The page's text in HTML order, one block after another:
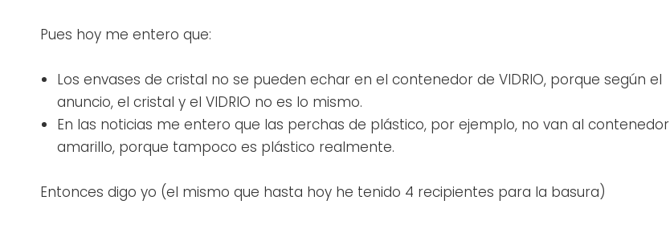
Pues hoy me entero que:
Los envases de cristal no se pueden echar en el contenedor de VIDRIO, porque según el
anuncio, el cristal y el VIDRIO no es lo mismo.
En las noticias me entero que las perchas de plástico, por ejemplo, no van al contenedor
amarillo, porque tampoco es plástico realmente.
Entonces digo yo (el mismo que hasta hoy he tenido 4 recipientes para la basura)